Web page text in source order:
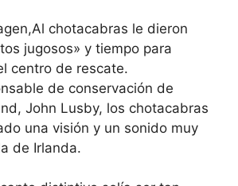
Al chotacabras le dieron
jugosos» y tiempo para
centro de rescate.
de conservación de
John Lusby, los chotacabras
una visión y un sonido muy
de Irlanda.